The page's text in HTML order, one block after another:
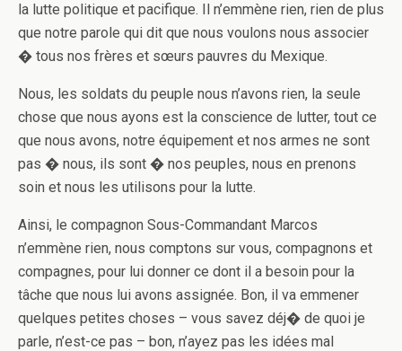
la lutte politique et pacifique. Il n’emmène rien, rien de plus
que notre parole qui dit que nous voulons nous associer
� tous nos frères et sœurs pauvres du Mexique.
Nous, les soldats du peuple nous n’avons rien, la seule
chose que nous ayons est la conscience de lutter, tout ce
que nous avons, notre équipement et nos armes ne sont
pas � nous, ils sont � nos peuples, nous en prenons
soin et nous les utilisons pour la lutte.
Ainsi, le compagnon Sous-Commandant Marcos
n’emmène rien, nous comptons sur vous, compagnons et
compagnes, pour lui donner ce dont il a besoin pour la
tâche que nous lui avons assignée. Bon, il va emmener
quelques petites choses – vous savez déj� de quoi je
parle, n’est-ce pas – bon, n’ayez pas les idées mal